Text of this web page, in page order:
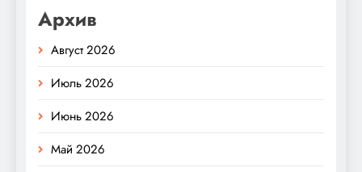
Архив
Август 2026
Июль 2026
Июнь 2026
Май 2026